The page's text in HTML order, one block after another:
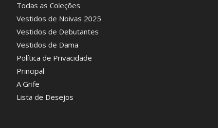
Todas as Coleções
Vestidos de Noivas 2025
Vestidos de Debutantes
Vestidos de Dama
Política de Privacidade
Principal
A Grife
Lista de Desejos